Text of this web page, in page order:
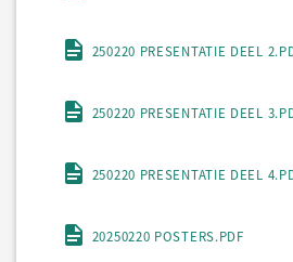
250220 PRESENTATIE DEEL
250220 PRESENTATIE DEEL
250220 PRESENTATIE DEEL
20250220 POSTERS.PDF